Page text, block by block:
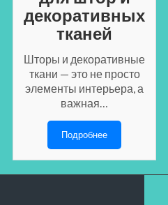
декоративных
тканей
Шторы и декоративные
ткани — это не просто
элементы интерьера, а
важная…
Подробнее